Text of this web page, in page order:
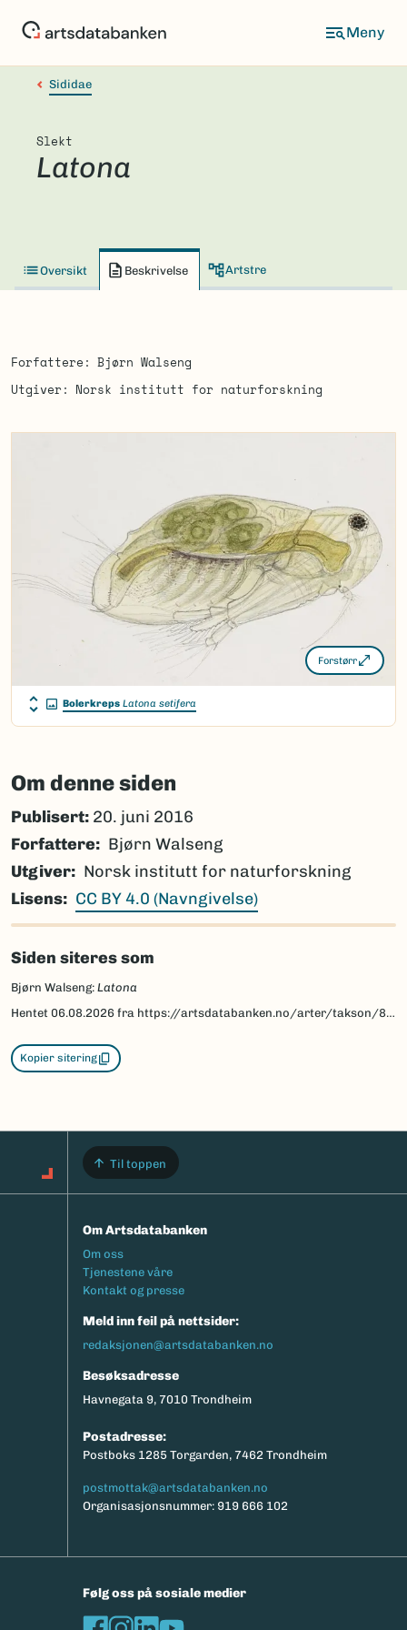
Sididae
Slekt
Latona
Oversikt Beskrivelse Artstre
Forfattere
Bjørn Walseng
Utgiver
Norsk institutt for naturforskning
Forstørr
Bolerkreps Latona setifera
Om denne siden
Publisert: 20. juni 2016
Forfattere
Bjørn Walseng
Utgiver
Norsk institutt for naturforskning
Lisens
CC BY 4.0 (Navngivelse)
Siden siteres som
Bjørn Walseng: Latona
Hentet 06.08.2026 fra https://artsdatabanken.no/arter/takson/81879/beskrivelse
Kopier sitering
Til toppen
Om Artsdatabanken
Footermeny
Om oss
Tjenestene våre
Kontakt og presse
Meld inn feil på nettsider:
redaksjonen@artsdatabanken.no
Besøksadresse
Havnegata 9, 7010 Trondheim
Postadresse:
Postboks 1285 Torgarden, 7462 Trondheim
postmottak@artsdatabanken.no
Organisasjonsnummer: 919 666 102
Følg oss på sosiale medier